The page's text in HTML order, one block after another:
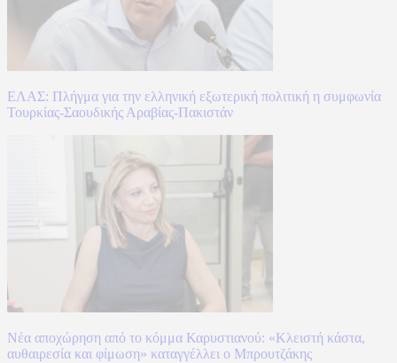
ΕΛΑΣ: Πλήγμα για την ελληνική εξωτερική πολιτική η συμφωνία
Τουρκίας-Σαουδικής Αραβίας-Πακιστάν
Νέα αποχώρηση από το κόμμα Καρυστιανού: «Κλειστή κάστα,
αυθαιρεσία και φίμωση» καταγγέλλει ο Μπρουτζάκης